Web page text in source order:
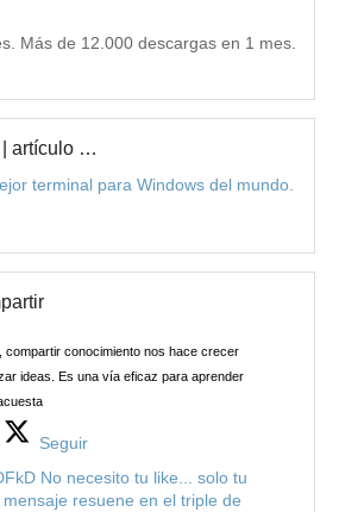
Más de 12.000 descargas en 1 mes.
| artículo …
terminal para Windows del mundo.
compartir conocimiento nos hace crecer
ideas. Es una vía eficaz para aprender
Seguir
No necesito tu like... solo tu
resuene en el triple de